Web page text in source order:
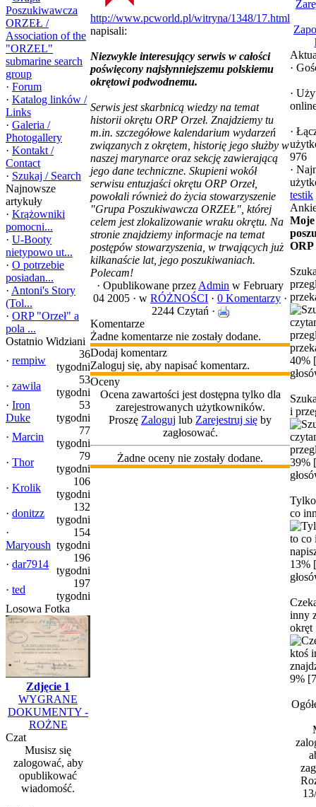
Poszukiwawcza
ORZEŁ /
Association of the
"ORZEL"
submarine search
group
· Forum
· Katalog linków /
Links
· Galeria /
Photogallery
· Kontakt /
Contact
· Szukaj / Search
Najnowsze
artykuły
· Krążowniki
pomocni...
· U-Booty
nietypowo ut...
· O potrzebie
posiadan...
· Antoni's Story
(Tol...
· ORP "Orzeł" a
pola ...
Ostatnio Widziani
· rempiw
36
tygodni
· zawila
53
tygodni
· Iron
Duke
53
tygodni
· Marcin
77
tygodni
· Thor
79
tygodni
· Krolik
106
tygodni
· donitzz
132
tygodni
·
Maryoush
154
tygodni
· dar7914
196
tygodni
· ted
197
tygodni
Losowa Fotka
Zdjęcie 1
WYGRANE
DOKUMENTY -
ROŻNE
Czat
Musisz się
zalogować, aby
opublikować
wiadomość.
http://www.pcworld.pl/witryna/1348/17.html
napisali:
Niezwykle interesujący serwis w całości
poświęcony najsłynniejszemu polskiemu
okrętowi podwodnemu.
Serwis jest skarbnicą wiedzy na temat
historii okrętu ORP Orzeł. Znajdziemy tu
m.in. szczegółowe kalendarium wydarzeń
związanych z okrętem, historię jego służby w
naszej marynarce oraz sekcję zawierającą
jego dane techniczne. Skupieni wokół
serwisu entuzjaści okrętu ORP Orzeł,
powołali również do życia stowarzyszenie
"Grupa Poszukiwawcza ORZEŁ", której
celem jest zlokalizowanie wraku okrętu. Na
stronie znajdziemy informacje na temat
postępów stowarzyszenia, w trwających już
kilkanaście lat, jego poszukiwaniach.
Polecam!
· Opublikowane przez Admin w February
04 2005 · w RÓŻNOŚCI · 0 Komentarzy ·
2244 Czytań ·
Komentarze
Żadne komentarze nie zostały dodane.
Dodaj komentarz
Zaloguj się, aby napisać komentarz.
Oceny
Ocena zawartości jest dostępna tylko dla
zarejestrowanych użytkowników.
Proszę Zaloguj lub Zarejestruj się by
zagłosować.
Żadne oceny nie zostały dodane.
·
·
·
976
·
testik
Moje
40%
i
39%
co
13%
inny
okręt
9%